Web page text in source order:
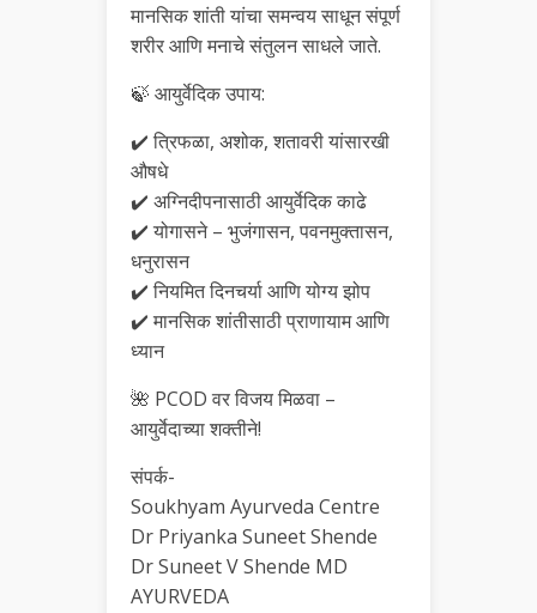
मानसिक शांती यांचा समन्वय साधून संपूर्ण
शरीर आणि मनाचे संतुलन साधले जाते.
🍃 आयुर्वेदिक उपाय:
✔️ त्रिफळा, अशोक, शतावरी यांसारखी
औषधे
✔️ अग्निदीपनासाठी आयुर्वेदिक काढे
✔️ योगासने – भुजंगासन, पवनमुक्तासन,
धनुरासन
✔️ नियमित दिनचर्या आणि योग्य झोप
✔️ मानसिक शांतीसाठी प्राणायाम आणि
ध्यान
🌺 PCOD वर विजय मिळवा –
आयुर्वेदाच्या शक्तीने!
संपर्क-
Soukhyam Ayurveda Centre
Dr Priyanka Suneet Shende
Dr Suneet V Shende MD
AYURVEDA